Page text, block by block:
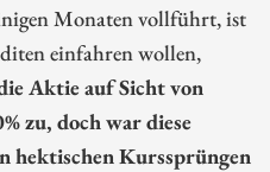
Monaten vollführt, ist
einfahren wollen,
Aktie auf Sicht von
zu, doch war diese
hektischen Kurssprüngen